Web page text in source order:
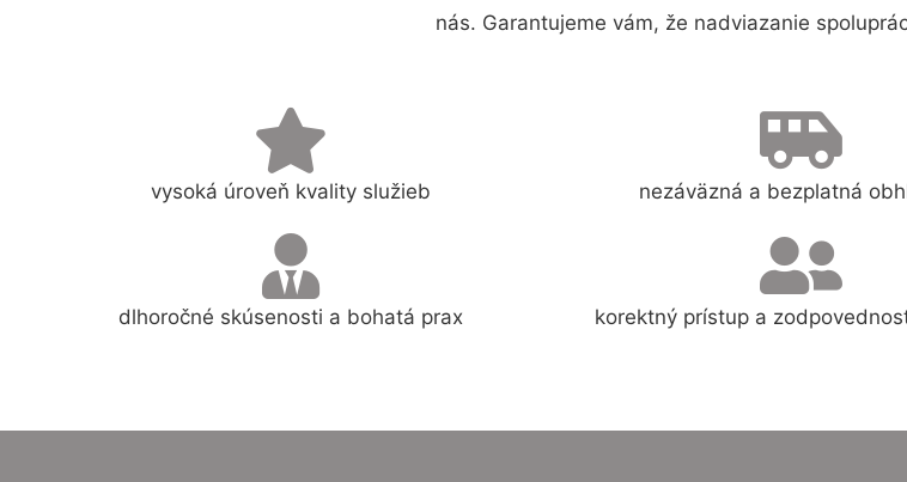
nás. Garantujeme vám, že nadviazanie
vysoká úroveň kvality služieb nezáväzná a bezplatná
dlhoročné skúsenosti a bohatá prax korektný prístup a